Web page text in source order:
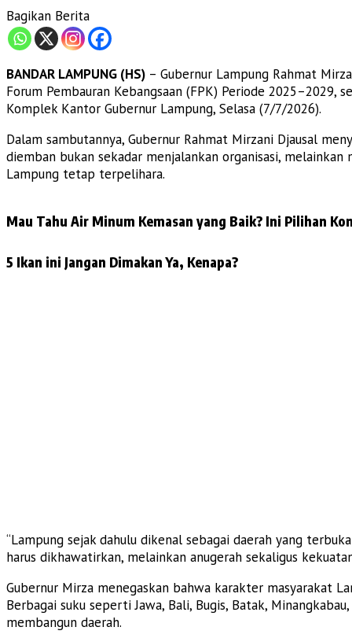
Bagikan Berita
BANDAR LAMPUNG (HS) – Gubernur Lampung Rahmat
Forum Pembauran Kebangsaan (FPK) Periode
Komplek Kantor Gubernur Lampung, Selasa (7/7/2026).
Dalam sambutannya, Gubernur Rahmat Mirzani Djausal
diemban bukan sekadar menjalankan organisasi,
Lampung tetap terpelihara.
Mau Tahu Air Minum Kemasan yang Baik? Ini Pilihan
5 Ikan ini Jangan Dimakan Ya, Kenapa?
“Lampung sejak dahulu dikenal sebagai daerah yang
harus dikhawatirkan, melainkan anugerah sekaligus
Gubernur Mirza menegaskan bahwa karakter masyarakat
Berbagai suku seperti Jawa, Bali, Bugis, Batak,
membangun daerah.